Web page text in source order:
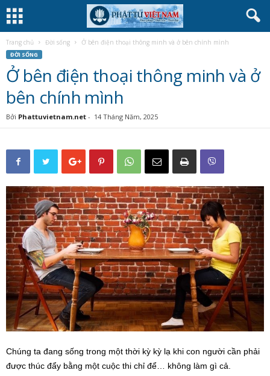
Trang chủ Đời sống Ở bên điện thoại thông minh và ở bên chính mình
ĐỜI SỐNG
Ở bên điện thoại thông minh và ở
bên chính mình
Bởi Phattuvietnam.net - 14 Tháng Năm, 2025
Chúng ta đang sống trong một thời kỳ kỳ lạ khi con người cần phải
được thúc đẩy bằng một cuộc thi chỉ để… không làm gì cả.